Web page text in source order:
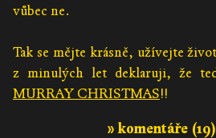
vůbec ne.
Tak se mějte krásně, užívejte
z minulých let deklaruji, že
MURRAY CHRISTMAS!!
» komentáře